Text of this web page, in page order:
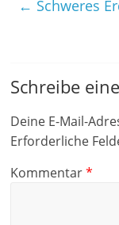
← Schweres
Schreibe
Deine E-Mail-
Erforderliche
Kommentar*